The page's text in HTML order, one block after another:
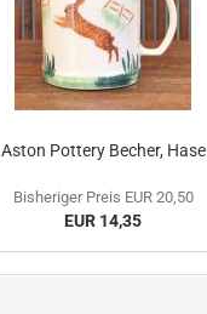
Aston Pottery Becher, Hase
Bisheriger Preis EUR 20,50
EUR 14,35